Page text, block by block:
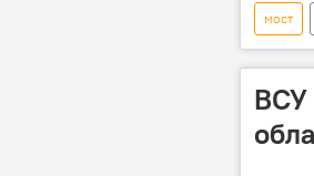
мост
ВСУ